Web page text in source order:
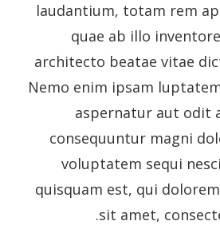
laudantium, totam rem
quae ab illo
architecto beatae vitae
Nemo enim ipsam
aspernatur aut odit
consequuntur magni
voluptatem sequi
quisquam est, qui
sit amet,